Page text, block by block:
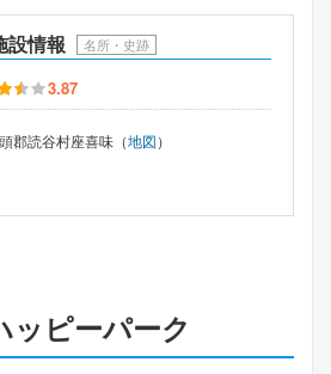
設情報 名所・史跡
3.87
郡読谷村座喜味（地図）
ピーパーク